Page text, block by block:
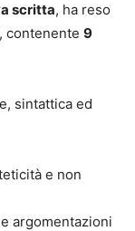
scritta, ha reso
contenente 9
sintattica ed
e non
argomentazioni